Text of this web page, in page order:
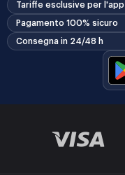
Tariffe esclusive per l'app
Pagamento 100% sicuro
Consegna in 24/48 h